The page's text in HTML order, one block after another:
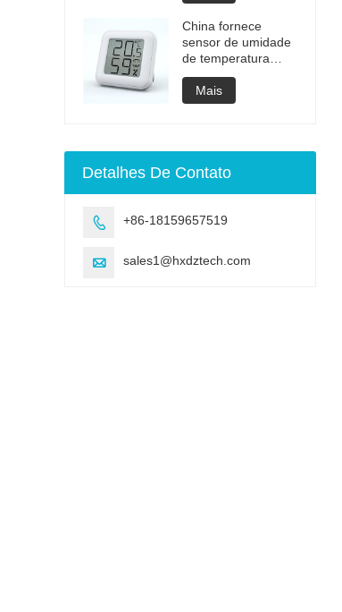
China fornece
sensor de umidade
de temperatura
higrotermógrafo
digital lcd
Mais
Detalhes De Contato
 +86-18159657519
 sales1@hxdztech.com